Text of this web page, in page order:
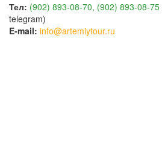
Тел: (902) 893-08-70, (902) 893-08-75
telegram)
E-mail: info@artemiytour.ru